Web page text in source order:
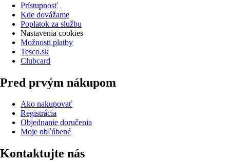
Prístupnosť
Kde dovážame
Poplatok za službu
Nastavenia cookies
Možnosti platby
Tesco.sk
Clubcard
Pred prvým nákupom
Ako nakupovať
Registrácia
Objednanie doručenia
Moje obľúbené
Kontaktujte nás